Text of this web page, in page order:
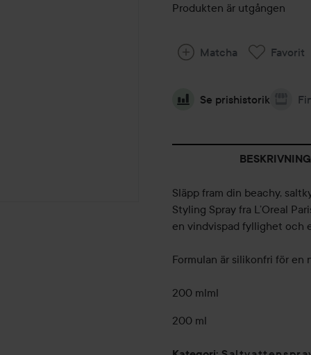
Produkten är utgången
Matcha Favorit
Se prishistorik
BESKRIVNING
Släpp fram din beachy,
Styling Spray fra L’Oreal
en vindvispad fyllighet och
Formulan är silikonfri för
200 mlml
200 ml